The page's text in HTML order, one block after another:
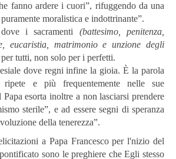
fanno ardere i cuori”, rifuggendo da una
moralistica e indottrinante”.
i sacramenti (battesimo, penitenza,
eucaristia, matrimonio e unzione degli
tutti, non solo per i perfetti.
dove regni infine la gioia. È la parola
e più frequentemente nelle sue
esorta inoltre a non lasciarsi prendere
sterile”, e ad essere segni di speranza
della tenerezza”.
a Papa Francesco per l'nizio del
sono le preghiere che Egli stesso